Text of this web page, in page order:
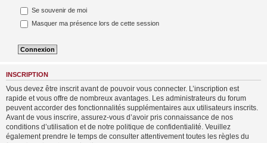
Se souvenir de moi
Masquer ma présence lors de cette session
INSCRIPTION
Vous devez être inscrit avant de pouvoir vous connecter. L’inscription est
rapide et vous offre de nombreux avantages. Les administrateurs du forum
peuvent accorder des fonctionnalités supplémentaires aux utilisateurs inscrits.
Avant de vous inscrire, assurez-vous d’avoir pris connaissance de nos
conditions d’utilisation et de notre politique de confidentialité. Veuillez
également prendre le temps de consulter attentivement toutes les règles du